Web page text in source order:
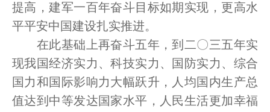
提高，建军一百年奋斗目标如期实现，更高水
平平安中国建设扎实推进。
在此基础上再奋斗五年，到二〇三五年实
现我国经济实力、科技实力、国防实力、综合
国力和国际影响力大幅跃升，人均国内生产总
值达到中等发达国家水平，人民生活更加幸福